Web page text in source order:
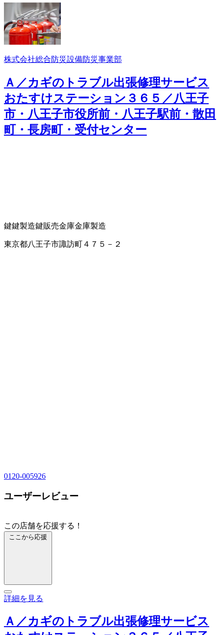
株式会社総合防災設備防災事業部
Ａ／カギのトラブル出張修理サービス
おたすけステーション３６５／八王子
市・八王子市役所前・八王子駅前・散田
町・長房町・受付センター
鍵鍵製造鍵販売金庫金庫製造
東京都八王子市諏訪町４７５－２
0120-005926
ユーザーレビュー
この店舗を応援する！
ここから応援
詳細を見る
Ａ／カギのトラブル出張修理サービス